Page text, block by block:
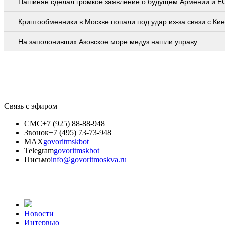
Криптообменники в Москве попали под удар из-за связи с
На заполонивших Азовское море медуз нашли управу
Связь с эфиром
СМС+7 (925) 88-88-948
Звонок+7 (495) 73-73-948
MAXgovoritmskbot
Telegramgovoritmskbot
Письмоinfo@govoritmoskva.ru
Новости
Интервью